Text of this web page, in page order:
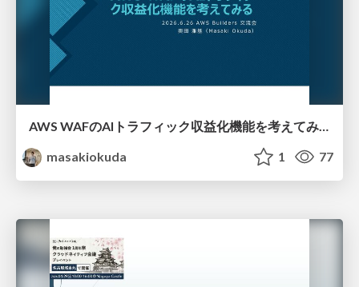
AWS WAFのAIトラフィック収益化機能を考えてみる_20260626
masakiokuda
1 77